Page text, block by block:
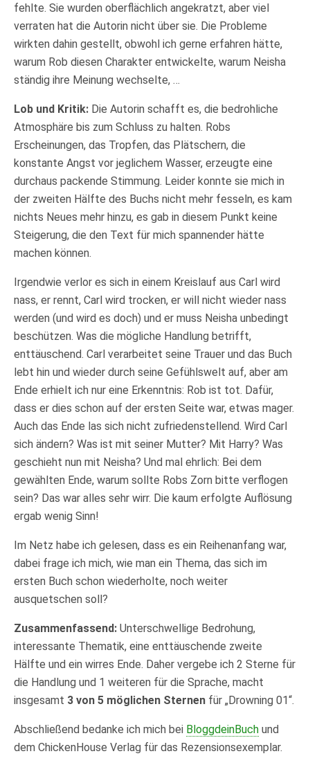
fehlte. Sie wurden oberflächlich angekratzt, aber viel
verraten hat die Autorin nicht über sie. Die Probleme
wirkten dahin gestellt, obwohl ich gerne erfahren hätte,
warum Rob diesen Charakter entwickelte, warum Neisha
ständig ihre Meinung wechselte, …
Lob und Kritik: Die Autorin schafft es, die bedrohliche
Atmosphäre bis zum Schluss zu halten. Robs
Erscheinungen, das Tropfen, das Plätschern, die
konstante Angst vor jeglichem Wasser, erzeugte eine
durchaus packende Stimmung. Leider konnte sie mich in
der zweiten Hälfte des Buchs nicht mehr fesseln, es kam
nichts Neues mehr hinzu, es gab in diesem Punkt keine
Steigerung, die den Text für mich spannender hätte
machen können.
Irgendwie verlor es sich in einem Kreislauf aus Carl wird
nass, er rennt, Carl wird trocken, er will nicht wieder nass
werden (und wird es doch) und er muss Neisha unbedingt
beschützen. Was die mögliche Handlung betrifft,
enttäuschend. Carl verarbeitet seine Trauer und das Buch
lebt hin und wieder durch seine Gefühlswelt auf, aber am
Ende erhielt ich nur eine Erkenntnis: Rob ist tot. Dafür,
dass er dies schon auf der ersten Seite war, etwas mager.
Auch das Ende las sich nicht zufriedenstellend. Wird Carl
sich ändern? Was ist mit seiner Mutter? Mit Harry? Was
geschieht nun mit Neisha? Und mal ehrlich: Bei dem
gewählten Ende, warum sollte Robs Zorn bitte verflogen
sein? Das war alles sehr wirr. Die kaum erfolgte Auflösung
ergab wenig Sinn!
Im Netz habe ich gelesen, dass es ein Reihenanfang war,
dabei frage ich mich, wie man ein Thema, das sich im
ersten Buch schon wiederholte, noch weiter
ausquetschen soll?
Zusammenfassend: Unterschwellige Bedrohung,
interessante Thematik, eine enttäuschende zweite
Hälfte und ein wirres Ende. Daher vergebe ich 2 Sterne für
die Handlung und 1 weiteren für die Sprache, macht
insgesamt 3 von 5 möglichen Sternen für „Drowning 01“.
Abschließend bedanke ich mich bei BloggdeinBuch und
dem ChickenHouse Verlag für das Rezensionsexemplar.